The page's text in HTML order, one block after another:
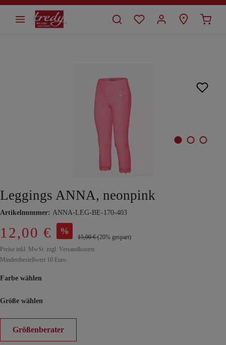
springen
Leggings ANNA, neonpink
Artikelnummer: ANNA-LEG-BE-170-403
12,00 € %
15,00 €(20% gespart)
Preise inkl. MwSt. zzgl. Versandkosten
Mindestbestellwert 10 Euro
Farbe wählen
Größe wählen
Größenberater